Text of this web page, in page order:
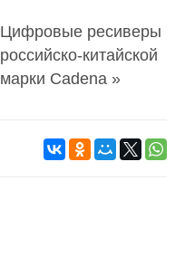
Цифровые ресиверы
российско-китайской
марки Cadena »